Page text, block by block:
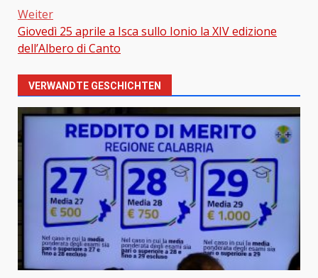
Weiter
Giovedì 25 aprile a Isca sullo Ionio la XIV edizione
dell’Albero di Canto
VERWANDTE GESCHICHTEN